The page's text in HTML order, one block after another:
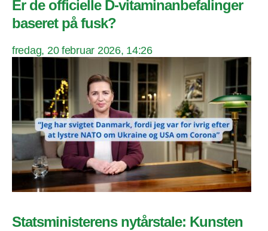
Er de officielle D-vitaminanbefalinger
baseret på fusk?
fredag, 20 februar 2026, 14:26
Statsministerens nytårstale: Kunsten